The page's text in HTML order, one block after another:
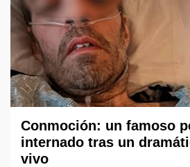
Conmoción: un famoso
internado tras un
vivo